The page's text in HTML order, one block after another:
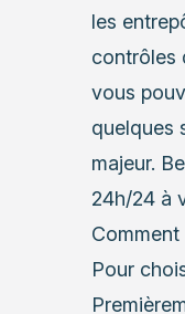
les
contrôles
vous
quelques
majeur.
24h/24 à
Pour